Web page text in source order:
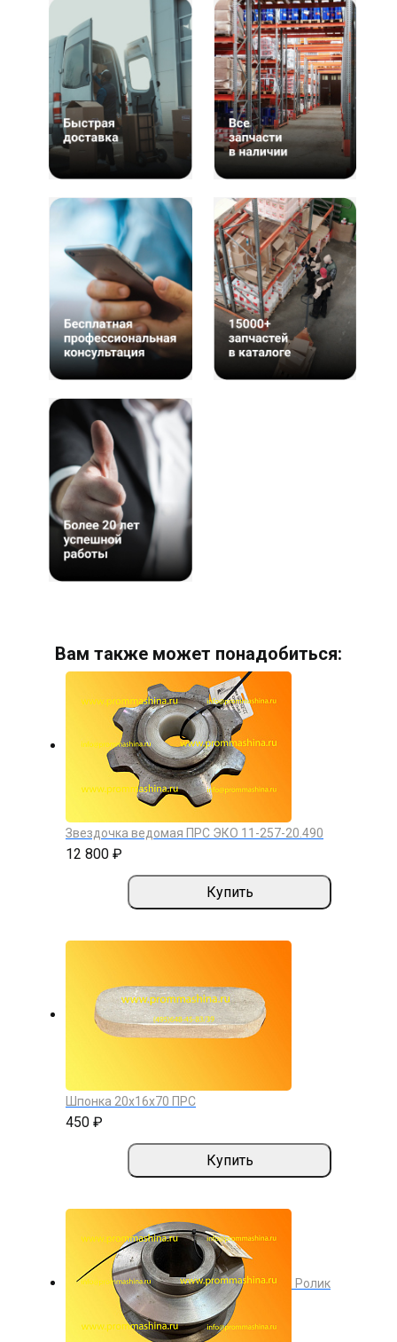
Вам также может понадобиться:
Звездочка ведомая ПРС ЭКО 11-257-20.490
12 800 ₽
Купить
Шпонка 20х16х70 ПРС
450 ₽
Купить
Ролик